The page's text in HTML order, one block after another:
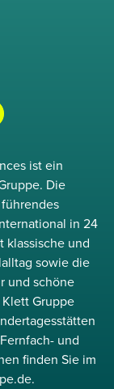
ist ein
Die
in 24
klassische und
sowie die
und schöne
Gruppe
und
finden Sie im